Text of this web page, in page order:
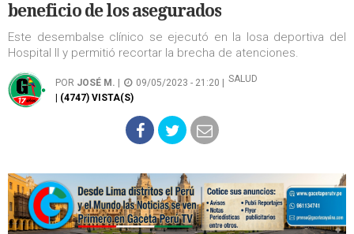
beneficio de los asegurados
Este desembalse clínico se ejecutó en la losa deportiva del
Hospital II y permitió recortar la brecha de atenciones.
POR JOSÉ M. 09/05/2023 - 21:20 |
SALUD
| (4747) VISTA(S)